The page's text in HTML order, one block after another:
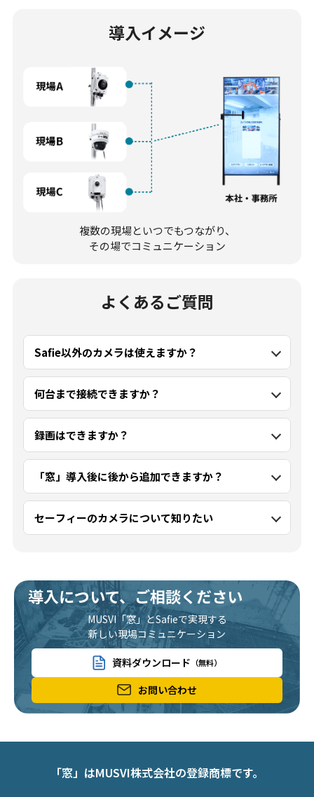
導入イメージ
複数の現場といつでもつながり、
その場でコミュニケーション
よくあるご質問
Safie以外のカメラは使えますか？
何台まで接続できますか？
録画はできますか？
「窓」導入後に後から追加できますか？
セーフィーのカメラについて知りたい
導入について、ご相談ください
MUSVI「窓」とSafieで実現する
新しい現場コミュニケーション
資料ダウンロード （無料）
お問い合わせ
「窓」はMUSVI株式会社の登録商標です。